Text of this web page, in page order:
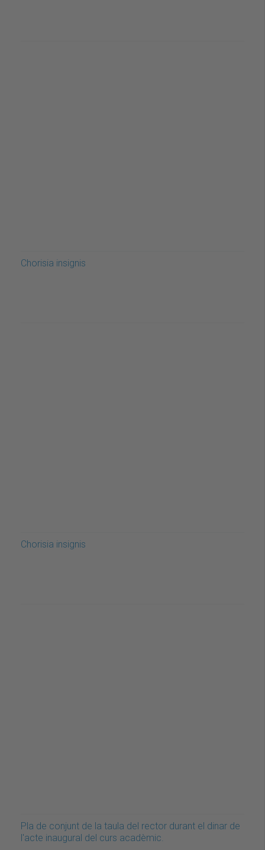
Chorisia insignis
Chorisia insignis
Pla de conjunt de la taula del rector durant el dinar de
l'acte inaugural del curs acadèmic.